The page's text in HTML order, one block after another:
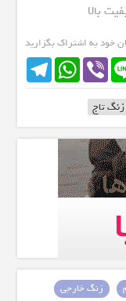
بالا
خود به اشتراک بگزارید
TelegramWhatsApp Viber
زنگ تاج
زنگ خارجی